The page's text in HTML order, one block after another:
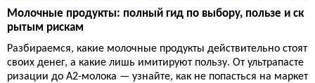
Молочные продукты: полный гид по выбору, пользе и ск
рытым рискам
Разбираемся, какие молочные продукты действительно стоят
своих денег, а какие лишь имитируют пользу. От ультрапасте
ризации до А2-молока — узнайте, как не попасться на маркет